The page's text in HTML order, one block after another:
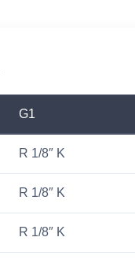
G1
R 1/8″ K
R 1/8″ K
R 1/8″ K